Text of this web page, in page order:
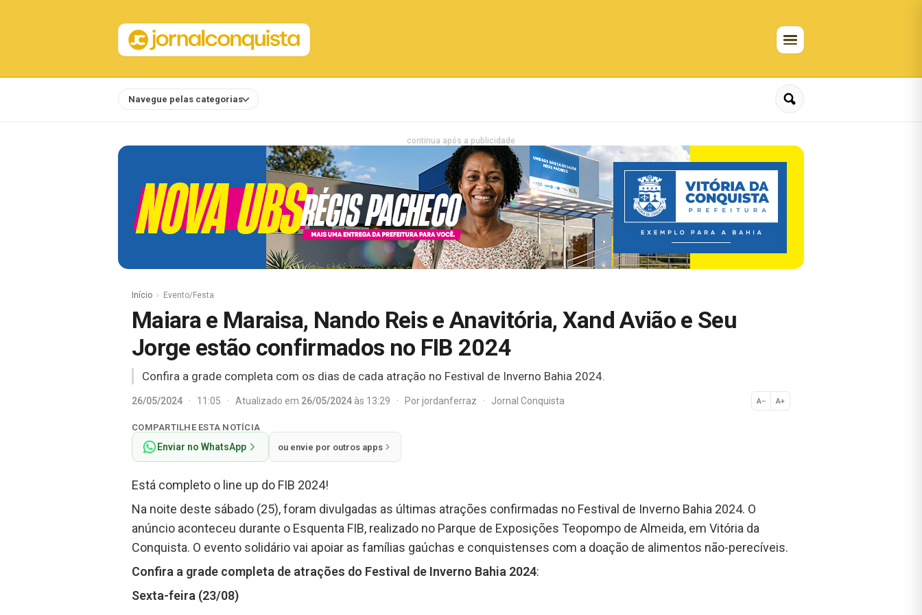
Navegue pelas categorias
continua após a publicidade
Início Evento/Festa
Maiara e Maraisa, Nando Reis e Anavitória, Xand Avião e Seu
Jorge estão confirmados no FIB 2024
Confira a grade completa com os dias de cada atração no Festival de Inverno Bahia 2024.
26/05/2024 · 11:05 · Atualizado em 26/05/2024 às 13:29 · Porjordanferraz · Jornal Conquista A− A+
Normal
COMPARTILHE ESTA NOTÍCIA
Enviar no WhatsApp ou envie por outros apps
Está completo o line up do FIB 2024!
Na noite deste sábado (25), foram divulgadas as últimas atrações confirmadas no Festival de Inverno Bahia 2024. O
anúncio aconteceu durante o Esquenta FIB, realizado no Parque de Exposições Teopompo de Almeida, em Vitória da
Conquista. O evento solidário vai apoiar as famílias gaúchas e conquistenses com a doação de alimentos não-perecíveis.
Confira a grade completa de atrações do Festival de Inverno Bahia 2024:
Sexta-feira (23/08)